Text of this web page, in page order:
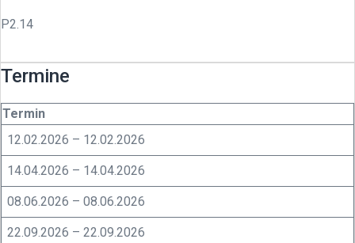
P2.14
Termine
Termin
12.02.2026 – 12.02.2026
14.04.2026 – 14.04.2026
08.06.2026 – 08.06.2026
22.09.2026 – 22.09.2026